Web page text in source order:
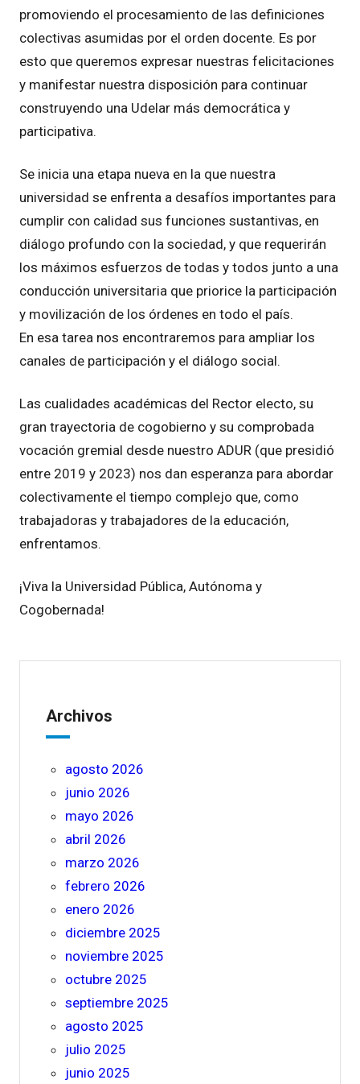
promoviendo el procesamiento de las definiciones
colectivas asumidas por el orden docente. Es por
esto que queremos expresar nuestras felicitaciones
y manifestar nuestra disposición para continuar
construyendo una Udelar más democrática y
participativa.
Se inicia una etapa nueva en la que nuestra
universidad se enfrenta a desafíos importantes para
cumplir con calidad sus funciones sustantivas, en
diálogo profundo con la sociedad, y que requerirán
los máximos esfuerzos de todas y todos junto a una
conducción universitaria que priorice la participación
y movilización de los órdenes en todo el país.
En esa tarea nos encontraremos para ampliar los
canales de participación y el diálogo social.
Las cualidades académicas del Rector electo, su
gran trayectoria de cogobierno y su comprobada
vocación gremial desde nuestro ADUR (que presidió
entre 2019 y 2023) nos dan esperanza para abordar
colectivamente el tiempo complejo que, como
trabajadoras y trabajadores de la educación,
enfrentamos.
¡Viva la Universidad Pública, Autónoma y
Cogobernada!
Archivos
agosto 2026
junio 2026
mayo 2026
abril 2026
marzo 2026
febrero 2026
enero 2026
diciembre 2025
noviembre 2025
octubre 2025
septiembre 2025
agosto 2025
julio 2025
junio 2025